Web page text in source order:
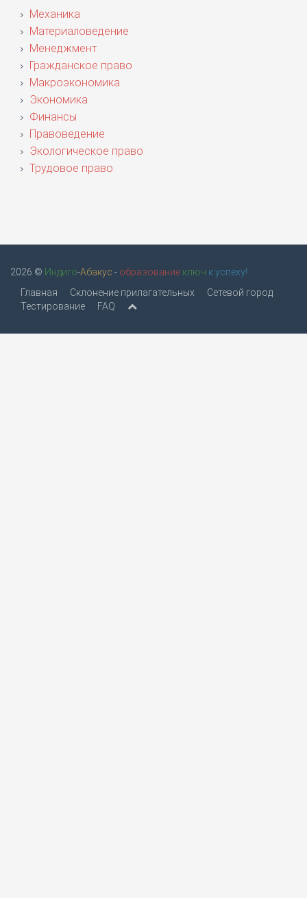
Механика
Материаловедение
Менеджмент
Гражданское право
Макроэкономика
Экономика
Финансы
Правоведение
Экологическое право
Трудовое право
2026 © Индиго-Абакус - образование ключ к успеху!
Главная
Склонение прилагательных
Сетевой город
Тестирование
FAQ